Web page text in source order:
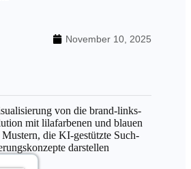
November 10, 2025